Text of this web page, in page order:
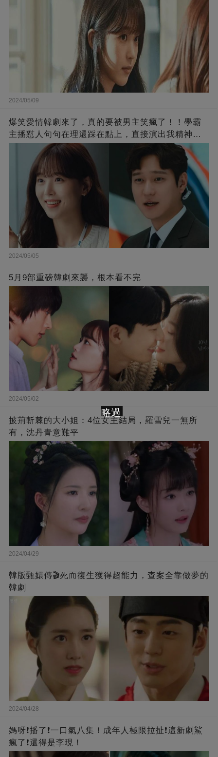
2024/05/09
爆笑愛情韓劇來了，真的要被男主笑瘋了！！學霸
主播懟人句句在理還踩在點上，直接演出我精神世
界的嘴替！
2024/05/05
5月9部重磅韓劇來襲，根本看不完
2024/05/02
披荊斬棘的大小姐：4位女主結局，羅雪兒一無所
有，沈丹青意難平
2024/04/29
韓版甄嬛傳🎬死而復生獲得超能力，查案全靠做夢的
韓劇
2024/04/28
媽呀❗️播了❗一口氣八集！成年人極限拉扯❗這新劇鯊
瘋了❗還得是李現！
略過